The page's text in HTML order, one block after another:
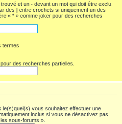
et un - devant un mot qui doit être exclu.
des | entre crochets si uniquement un des
« * » comme joker pour des recherches
termes
des recherches partielles.
le(s)quel(s) vous souhaitez effectuer une
inclus si vous ne désactivez pas
sous-forums ».